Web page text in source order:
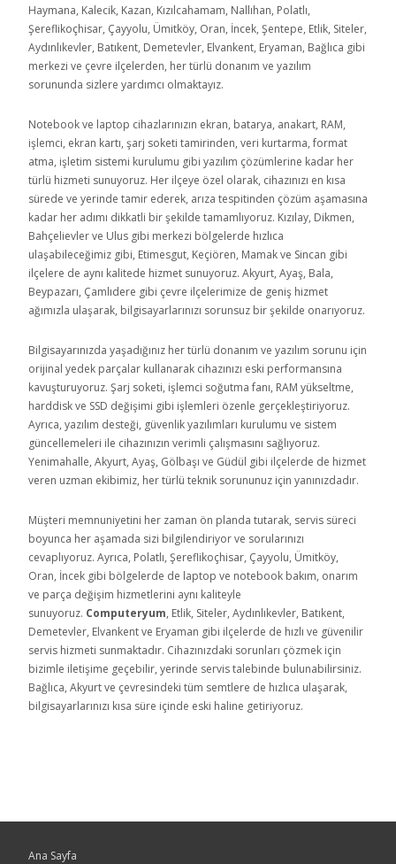
Haymana, Kalecik, Kazan, Kızılcahamam, Nallıhan, Polatlı,
Şereflikoçhisar, Çayyolu, Ümitköy, Oran, İncek, Şentepe, Etlik, Siteler,
Aydınlıkevler, Batıkent, Demetevler, Elvankent, Eryaman, Bağlıca gibi
merkezi ve çevre ilçelerden, her türlü donanım ve yazılım
sorununda sizlere yardımcı olmaktayız.
Notebook ve laptop cihazlarınızın ekran, batarya, anakart, RAM,
işlemci, ekran kartı, şarj soketi tamirinden, veri kurtarma, format
atma, işletim sistemi kurulumu gibi yazılım çözümlerine kadar her
türlü hizmeti sunuyoruz. Her ilçeye özel olarak, cihazınızı en kısa
sürede ve yerinde tamir ederek, arıza tespitinden çözüm aşamasına
kadar her adımı dikkatli bir şekilde tamamlıyoruz. Kızılay, Dikmen,
Bahçelievler ve Ulus gibi merkezi bölgelerde hızlıca
ulaşabileceğimiz gibi, Etimesgut, Keçiören, Mamak ve Sincan gibi
ilçelere de aynı kalitede hizmet sunuyoruz. Akyurt, Ayaş, Bala,
Beypazarı, Çamlıdere gibi çevre ilçelerimize de geniş hizmet
ağımızla ulaşarak, bilgisayarlarınızı sorunsuz bir şekilde onarıyoruz.
Bilgisayarınızda yaşadığınız her türlü donanım ve yazılım sorunu için
orijinal yedek parçalar kullanarak cihazınızı eski performansına
kavuşturuyoruz. Şarj soketi, işlemci soğutma fanı, RAM yükseltme,
harddisk ve SSD değişimi gibi işlemleri özenle gerçekleştiriyoruz.
Ayrıca, yazılım desteği, güvenlik yazılımları kurulumu ve sistem
güncellemeleri ile cihazınızın verimli çalışmasını sağlıyoruz.
Yenimahalle, Akyurt, Ayaş, Gölbaşı ve Güdül gibi ilçelerde de hizmet
veren uzman ekibimiz, her türlü teknik sorununuz için yanınızdadır.
Müşteri memnuniyetini her zaman ön planda tutarak, servis süreci
boyunca her aşamada sizi bilgilendiriyor ve sorularınızı
cevaplıyoruz. Ayrıca, Polatlı, Şereflikoçhisar, Çayyolu, Ümitköy,
Oran, İncek gibi bölgelerde de laptop ve notebook bakım, onarım
ve parça değişim hizmetlerini aynı kaliteyle
sunuyoruz. Computeryum, Etlik, Siteler, Aydınlıkevler, Batıkent,
Demetevler, Elvankent ve Eryaman gibi ilçelerde de hızlı ve güvenilir
servis hizmeti sunmaktadır. Cihazınızdaki sorunları çözmek için
bizimle iletişime geçebilir, yerinde servis talebinde bulunabilirsiniz.
Bağlıca, Akyurt ve çevresindeki tüm semtlere de hızlıca ulaşarak,
bilgisayarlarınızı kısa süre içinde eski haline getiriyoruz.
Ana Sayfa